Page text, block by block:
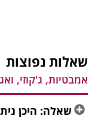
שאלות נפוצות
אמבטיות, ג'קוזי,
שאלה: היכן